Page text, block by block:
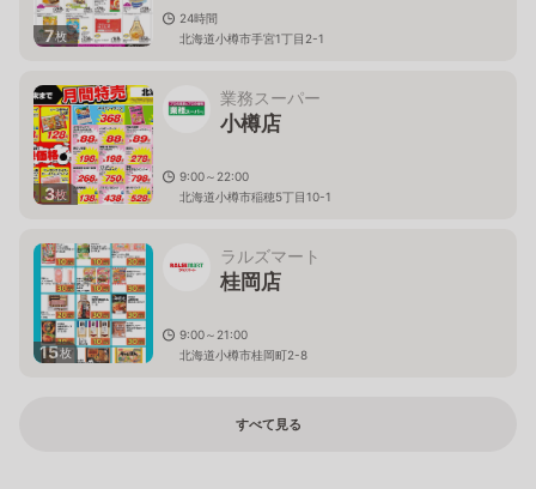
7枚
24時間
北海道小樽市手宮1丁目2-1
3枚
業務スーパー
小樽店
9:00～22:00
北海道小樽市稲穂5丁目10-1
15枚
ラルズマート
桂岡店
9:00～21:00
北海道小樽市桂岡町2-8
すべて見る